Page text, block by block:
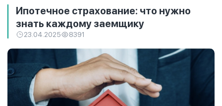
Ипотечное страхование: что нужно
знать каждому заемщику
23.04.2025 8391